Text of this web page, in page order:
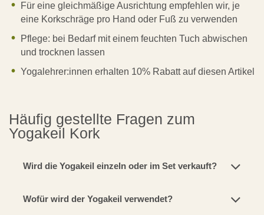
Für eine gleichmäßige Ausrichtung empfehlen wir, je
eine Korkschräge pro Hand oder Fuß zu verwenden
Pflege: bei Bedarf mit einem feuchten Tuch abwischen
und trocknen lassen
Yogalehrer:innen erhalten 10% Rabatt auf diesen Artikel
Häufig gestellte Fragen zum
Yogakeil Kork
Wird die Yogakeil einzeln oder im Set verkauft?
Wofür wird der Yogakeil verwendet?